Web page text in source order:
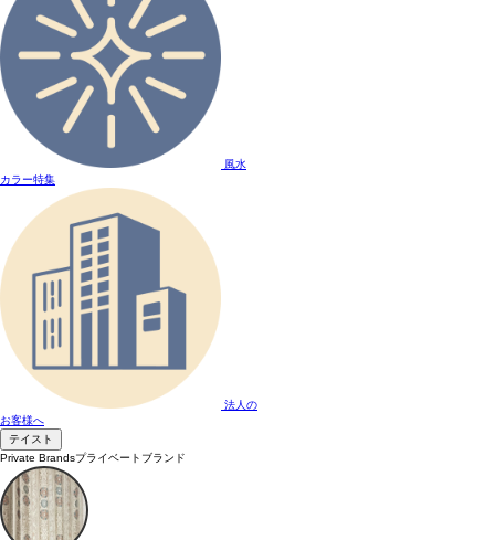
風水
カラー特集
法人の
お客様へ
テイスト
Private Brandsプライベートブランド